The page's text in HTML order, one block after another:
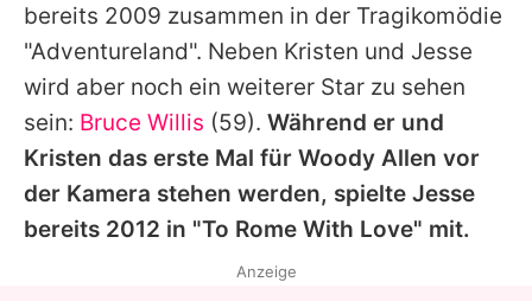
bereits 2009 zusammen in der Tragikomödie
"Adventureland". Neben Kristen und Jesse
wird aber noch ein weiterer Star zu sehen
sein: Bruce Willis (59). Während er und
Kristen das erste Mal für Woody Allen vor
der Kamera stehen werden, spielte Jesse
bereits 2012 in "To Rome With Love" mit.
Anzeige